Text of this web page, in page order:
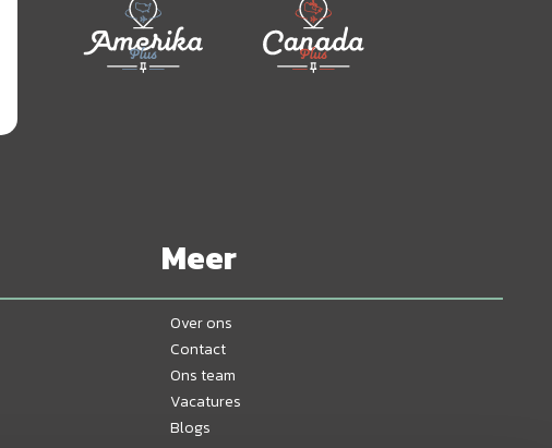
Meer
Over ons
Contact
Ons team
Vacatures
Blogs